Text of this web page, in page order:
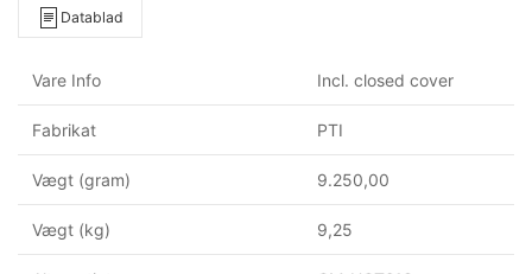
Datablad
Vare Info Incl. closed cover
Fabrikat PTI
Vægt (gram) 9.250,00
Vægt (kg) 9,25